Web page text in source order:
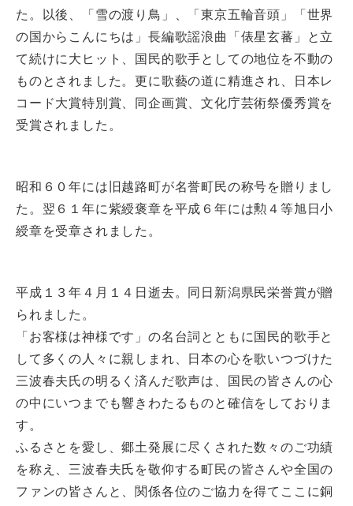
た。以後、「雪の渡り鳥」、「東京五輪音頭」「世界
の国からこんにちは」長編歌謡浪曲「俵星玄蕃」と立
て続けに大ヒット、国民的歌手としての地位を不動の
ものとされました。更に歌藝の道に精進され、日本レ
コード大賞特別賞、同企画賞、文化庁芸術祭優秀賞を
受賞されました。
昭和６０年には旧越路町が名誉町民の称号を贈りまし
た。翌６１年に紫綬褒章を平成６年には勲４等旭日小
綬章を受章されました。
平成１３年４月１４日逝去。同日新潟県民栄誉賞が贈
られました。
「お客様は神様です」の名台詞とともに国民的歌手と
して多くの人々に親しまれ、日本の心を歌いつづけた
三波春夫氏の明るく済んだ歌声は、国民の皆さんの心
の中にいつまでも響きわたるものと確信をしておりま
す。
ふるさとを愛し、郷土発展に尽くされた数々のご功績
を称え、三波春夫氏を敬仰する町民の皆さんや全国の
ファンの皆さんと、関係各位のご協力を得てここに銅